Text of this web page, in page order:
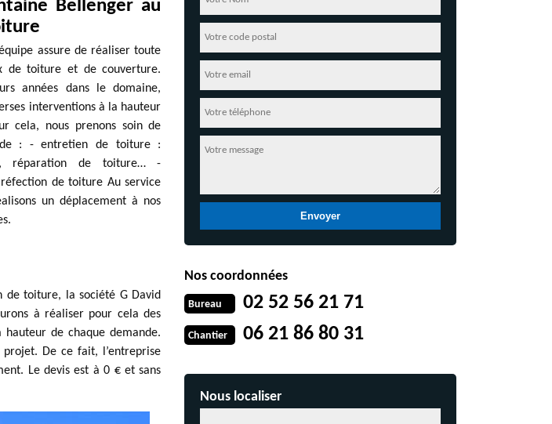
Bellenger au
assure de réaliser toute
de toiture et de couverture.
années dans le domaine,
interventions à la hauteur
cela, nous prenons soin de
: - entretien de toiture :
réparation de toiture… -
de toiture Au service
un déplacement à nos
de toiture, la société G David
à réaliser pour cela des
de chaque demande.
projet. De ce fait, l’entreprise
Le devis est à 0 € et sans
Nos coordonnées
Bureau 02 52 56 21 71
Chantier 06 21 86 80 31
Nous localiser